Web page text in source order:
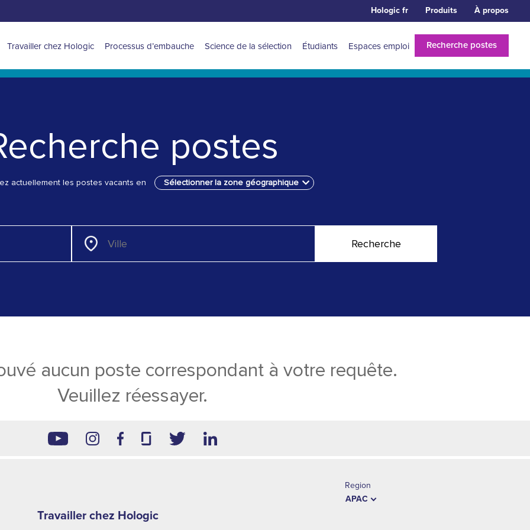
Hologic fr Produits À propos
APAC
main
Travailler chez Hologic Processus d’embauche Science de la sélection Étudiants Espaces emploi Recherche postes
postes
actuellement les postes vacants en Sélectionner la zone géographique
aucun poste correspondant à votre requête.
Veuillez réessayer.
second
Travailler chez Hologic
Region
APAC